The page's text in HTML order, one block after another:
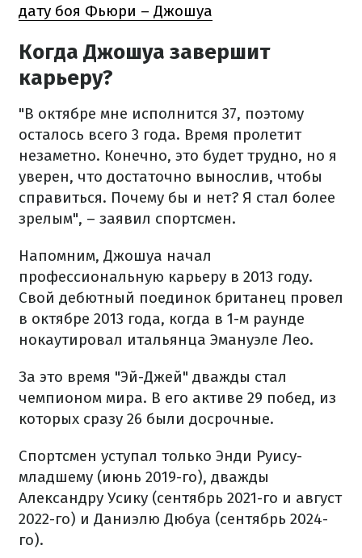
дату боя Фьюри – Джошуа
Когда Джошуа завершит
карьеру?
"В октябре мне исполнится 37, поэтому
осталось всего 3 года. Время пролетит
незаметно. Конечно, это будет трудно, но я
уверен, что достаточно вынослив, чтобы
справиться. Почему бы и нет? Я стал более
зрелым", – заявил спортсмен.
Напомним, Джошуа начал
профессиональную карьеру в 2013 году.
Свой дебютный поединок британец провел
в октябре 2013 года, когда в 1-м раунде
нокаутировал итальянца Эмануэле Лео.
За это время "Эй-Джей" дважды стал
чемпионом мира. В его активе 29 побед, из
которых сразу 26 были досрочные.
Спортсмен уступал только Энди Руису-
младшему (июнь 2019-го), дважды
Александру Усику (сентябрь 2021-го и август
2022-го) и Даниэлю Дюбуа (сентябрь 2024-
го).